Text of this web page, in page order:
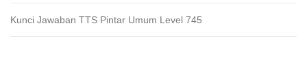
Kunci Jawaban TTS Pintar Umum Level 745